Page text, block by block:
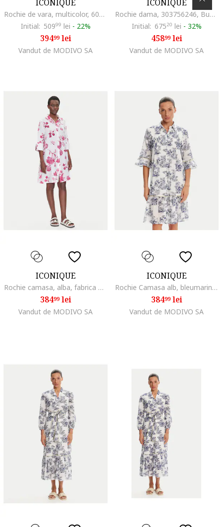
ICONIQUE
Rochie de vara, multicolor, 60% bumbac, 40% in,
Initial: 50999 lei - 22%
39499lei
Vandut de MODIVO SA
ICONIQUE
Rochie dama, 303756246, Bumbac, Alb, Alb
Initial: 67520 lei - 32%
45899lei
Vandut de MODIVO SA
ICONIQUE
Rochie camasa, alba, fabrica usoara,
38499lei
Vandut de MODIVO SA
ICONIQUE
Rochie Camasa alb, bleumarin, material de calitate
38499lei
Vandut de MODIVO SA